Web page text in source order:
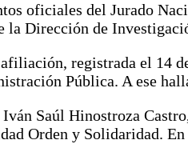
oficiales del Jurado
Dirección de
registrada el 14
Pública. A ese
Saúl Hinostroza
Orden y Solidaridad.